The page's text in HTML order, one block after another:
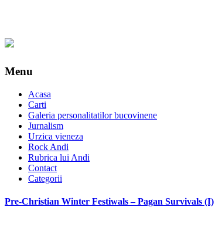
Menu
Acasa
Carti
Galeria personalitatilor bucovinene
Jurnalism
Urzica vieneza
Rock Andi
Rubrica lui Andi
Contact
Categorii
Pre-Christian Winter Festiwals – Pagan Survivals (I)